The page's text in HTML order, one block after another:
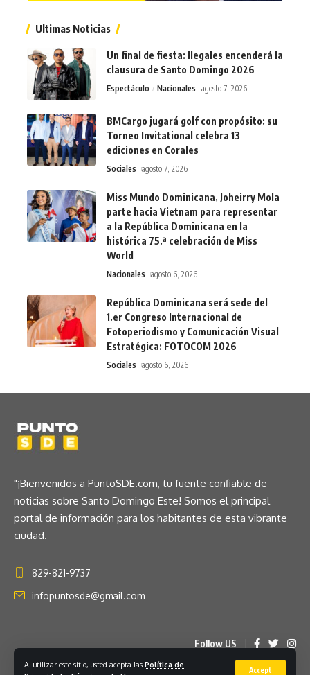
Al utilizar este sitio, usted acepta las Política de
Accept
Ultimas Noticias
Un final de fiesta: Ilegales encenderá la
clausura de Santo Domingo 2026
Espectáculo Nacionales agosto 7, 2026
BMCargo jugará golf con propósito: su
Torneo Invitational celebra 13
ediciones en Corales
Sociales agosto 7, 2026
Miss Mundo Dominicana, Joheirry Mola
parte hacia Vietnam para representar
a la República Dominicana en la
histórica 75.ª celebración de Miss
World
Nacionales agosto 6, 2026
República Dominicana será sede del
1.er Congreso Internacional de
Fotoperiodismo y Comunicación Visual
Estratégica: FOTOCOM 2026
Sociales agosto 6, 2026
"¡Bienvenidos a PuntoSDE.com, tu fuente confiable de
noticias sobre Santo Domingo Este! Somos el principal
portal de información para los habitantes de esta vibrante
ciudad.
829-821-9737
infopuntosde@gmail.com
Follow US